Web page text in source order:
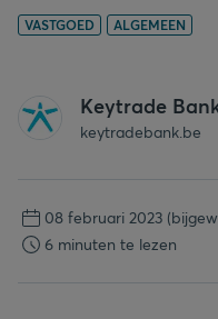
VASTGOED ALGEMEEN
Keytrade
keytradebank.be
08 februari 2023
6 minuten te lezen